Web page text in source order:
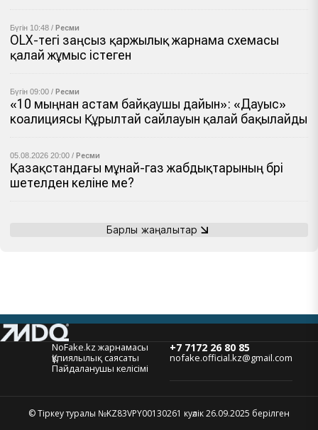
Бүгін 10:48 / Ресми
OLX-тегі заңсыз қаржылық жарнама схемасы
қалай жұмыс істеген
Бүгін 09:00 / Ресми
«10 мыңнан астам байқаушы дайын»: «Дауыс»
коалициясы Құрылтай сайлауын қалай бақылайды
05.08.2026 20:00 / Ресми
Қазақстандағы мұнай-газ жабдықтарының бәрі
шетелден әкеліне ме?
Барлық жаңалықтар
+7 7172 26 80 85
nofake.official.kz@gmail.com
NoFake.kz жарнамасы
Құпиялылық саясаты
Пайдаланушы келісімі
© Тіркеу туралы №KZ83VPY00130261 куәлік 26.09.2025 берілген